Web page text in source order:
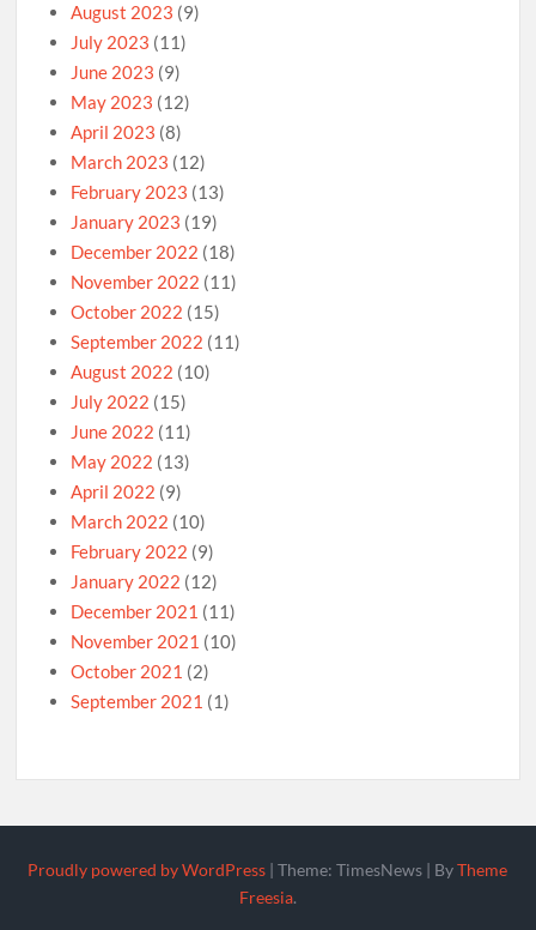
August 2023 (9)
July 2023 (11)
June 2023 (9)
May 2023 (12)
April 2023 (8)
March 2023 (12)
February 2023 (13)
January 2023 (19)
December 2022 (18)
November 2022 (11)
October 2022 (15)
September 2022 (11)
August 2022 (10)
July 2022 (15)
June 2022 (11)
May 2022 (13)
April 2022 (9)
March 2022 (10)
February 2022 (9)
January 2022 (12)
December 2021 (11)
November 2021 (10)
October 2021 (2)
September 2021 (1)
Proudly powered by WordPress |Theme: TimesNews | ByTheme
Freesia.